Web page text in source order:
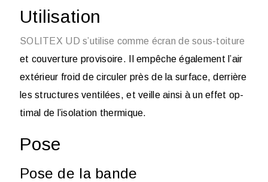
Utilisation
SOLI­TEX UD s’util­ise comme écran de sous-toit­ure
et couver­ture pro­vis­oire. Il empêche également l’air
extérieur froid de cir­culer près de la sur­face, derrière
les struc­tures vent­ilées, et veille ain­si à un ef­fet op­
tim­al de l’isol­a­tion ther­mique.
Pose
Pose de la bande